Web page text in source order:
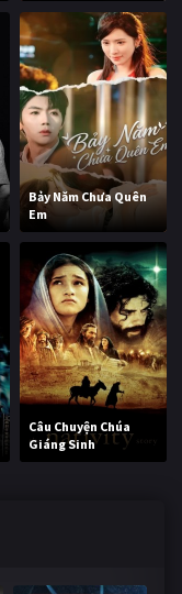
Bảy Năm Chưa Quên
Em
Câu Chuyện Chúa
Giáng Sinh